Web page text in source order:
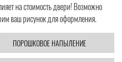
на стоимость двери! Возможно
ваш рисунок для оформления.
ПОРОШКОВОЕ НАПЫЛЕНИЕ